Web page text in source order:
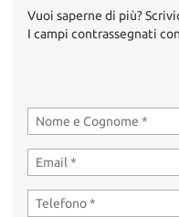
Vuoi saperne di più?
I campi contrassegnati